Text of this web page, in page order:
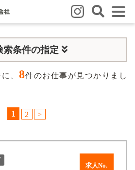
強み いろいろな働き方
のイイネ！
お悩み相談窓口
索条件の指定
、 8件のお仕事が見つかりまし
1 2 >
求人No.